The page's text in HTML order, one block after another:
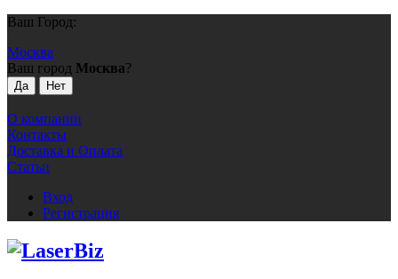
Ваш Город:
Москва
Ваш город Москва?
О компании
Контакты
Доставка и Оплата
Статьи
Вход
Регистрация